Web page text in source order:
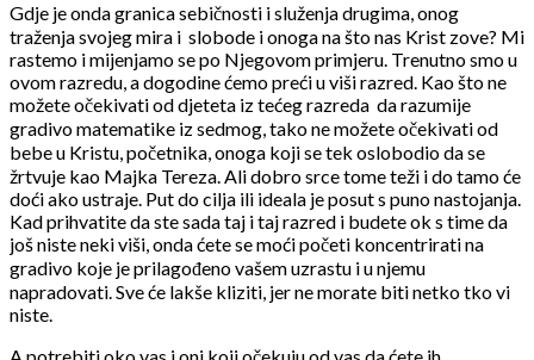
Gdje je onda granica sebičnosti i služenja drugima, onog
traženja svojeg mira i slobode i onoga na što nas Krist zove? Mi
rastemo i mijenjamo se po Njegovom primjeru. Trenutno smo u
ovom razredu, a dogodine ćemo preći u viši razred. Kao što ne
možete očekivati od djeteta iz tećeg razreda da razumije
gradivo matematike iz sedmog, tako ne možete očekivati od
bebe u Kristu, početnika, onoga koji se tek oslobodio da se
žrtvuje kao Majka Tereza. Ali dobro srce tome teži i do tamo će
doći ako ustraje. Put do cilja ili ideala je posut s puno nastojanja.
Kad prihvatite da ste sada taj i taj razred i budete ok s time da
još niste neki viši, onda ćete se moći početi koncentrirati na
gradivo koje je prilagođeno vašem uzrastu i u njemu
napradovati. Sve će lakše kliziti, jer ne morate biti netko tko vi
niste.